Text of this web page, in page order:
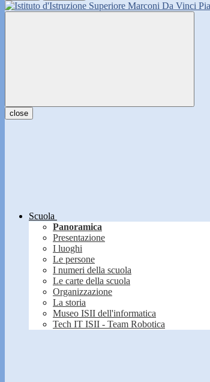
close
Scuola
Panoramica
Presentazione
I luoghi
Le persone
I numeri della scuola
Le carte della scuola
Organizzazione
La storia
Museo ISII dell'informatica
Tech IT ISII - Team Robotica